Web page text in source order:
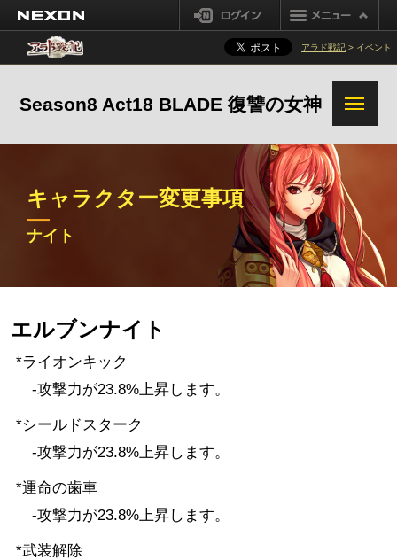
ログイン
アラド戦記 > イベント
Season8 Act18 BLADE 復讐の女神
鬼剣士(女)
ガンナー(女)
プリースト(男)
装備ファーミング改善
ダンジョンファーミング改善
装備オプション変換システム改善
追加変更事項
オズマレイド変更事項
システム変更事項
キャラクター変更事項
ナイト
エルブンナイト
*ライオンキック
-攻撃力が23.8%上昇します。
*シールドスターク
-攻撃力が23.8%上昇します。
*運命の歯車
-攻撃力が23.8%上昇します。
*武装解除